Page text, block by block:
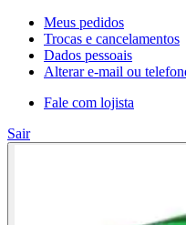
Meus pedidos
Trocas e cancelamentos
Dados pessoais
Alterar e-mail ou
Fale com lojista
Sair